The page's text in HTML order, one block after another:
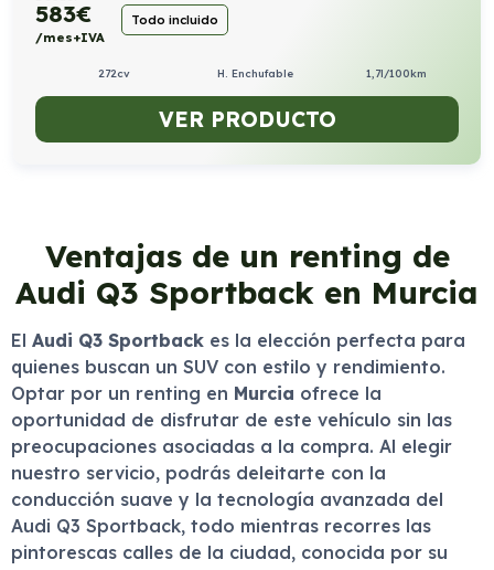
583€
/mes+IVA
Todo incluido
272cv H. Enchufable 1,7l/100km
VER PRODUCTO
Ventajas de un renting de
Audi Q3 Sportback en Murcia
El Audi Q3 Sportback es la elección perfecta para
quienes buscan un SUV con estilo y rendimiento.
Optar por un renting en Murcia ofrece la
oportunidad de disfrutar de este vehículo sin las
preocupaciones asociadas a la compra. Al elegir
nuestro servicio, podrás deleitarte con la
conducción suave y la tecnología avanzada del
Audi Q3 Sportback, todo mientras recorres las
pintorescas calles de la ciudad, conocida por su